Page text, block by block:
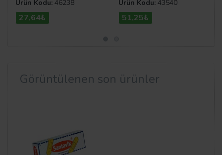
Ürün Kodu: 46238
27,64₺
Ürün Kodu: 43540
51,25₺
Görüntülenen son ürünler